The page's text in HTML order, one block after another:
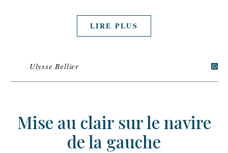
LIRE PLUS
Ulysse Bellier
Mise au clair sur le navire
de la gauche